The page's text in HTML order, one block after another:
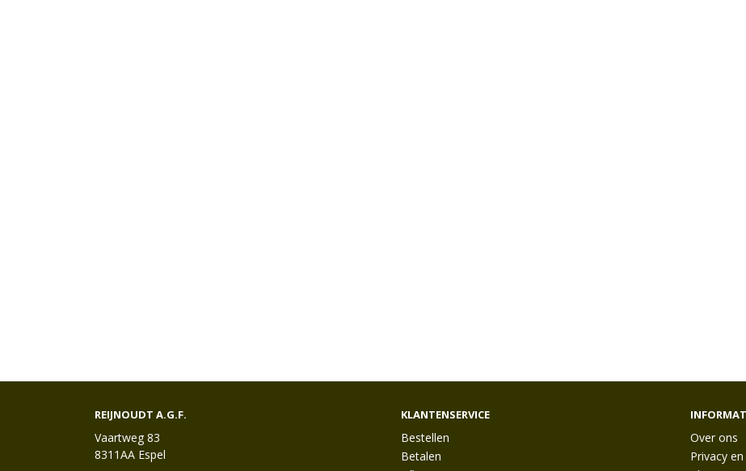
REIJNOUDT A.G.F.
Vaartweg 83
8311AA Espel
KLANTENSERVICE
Bestellen
Betalen
Over ons
Privacy